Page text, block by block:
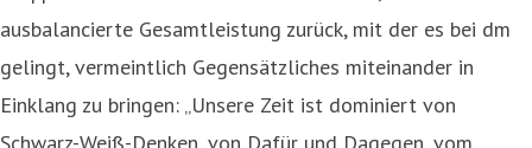
ausbalancierte Gesamtleistung zurück, mit der es bei dm
gelingt, vermeintlich Gegensätzliches miteinander in
Einklang zu bringen: „Unsere Zeit ist dominiert von
Schwarz-Weiß-Denken, von Dafür und Dagegen, vom